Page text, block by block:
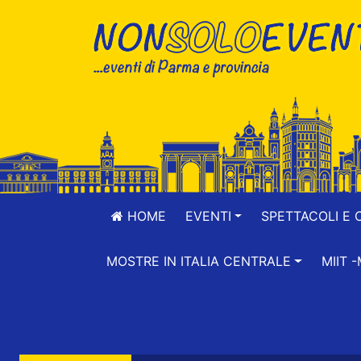
HOME EVENTI SPETTACOLI E
MOSTRE IN ITALIA CENTRALE MIIT -